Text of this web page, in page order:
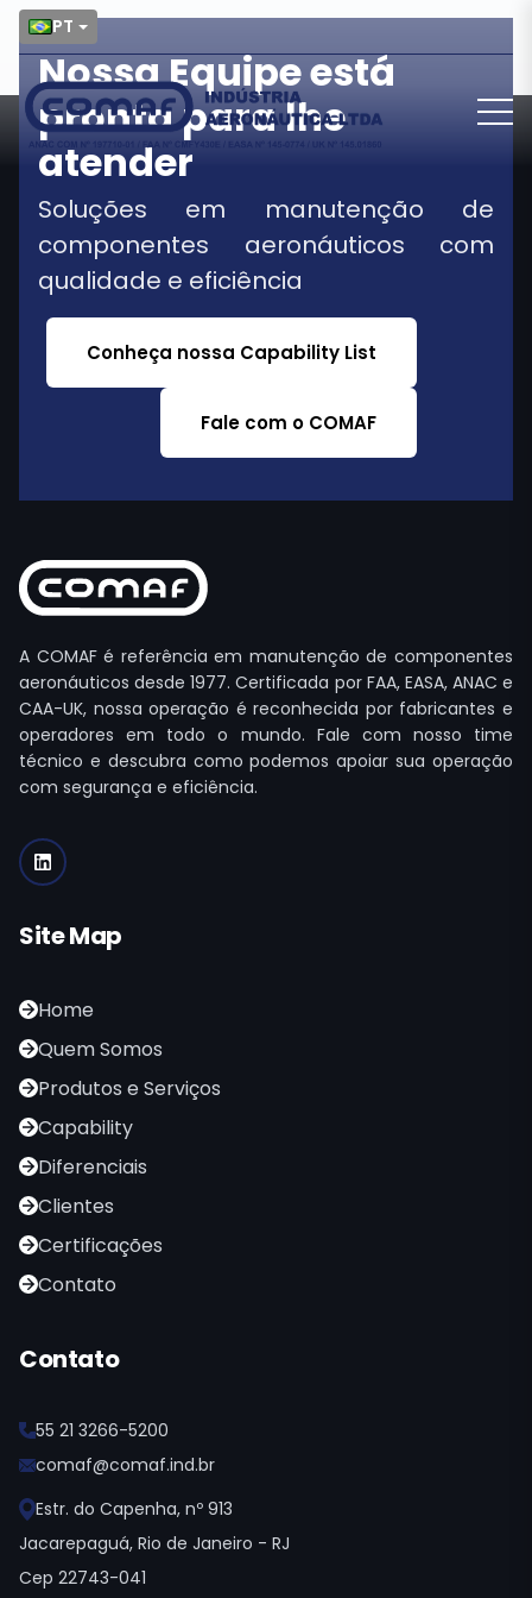
PT
Nossa Equipe está
pronta para lhe
atender
Soluções em manutenção de
componentes aeronáuticos com
qualidade e eficiência
Conheça nossa Capability List
Fale com o COMAF
A COMAF é referência em manutenção de componentes
aeronáuticos desde 1977. Certificada por FAA, EASA, ANAC e
CAA-UK, nossa operação é reconhecida por fabricantes e
operadores em todo o mundo. Fale com nosso time
técnico e descubra como podemos apoiar sua operação
com segurança e eficiência.
Site Map
Home
Quem Somos
Produtos e Serviços
Capability
Diferenciais
Clientes
Certificações
Contato
Contato
55 21 3266-5200
comaf@comaf.ind.br
Estr. do Capenha, nº 913
Jacarepaguá, Rio de Janeiro - RJ
Cep 22743-041